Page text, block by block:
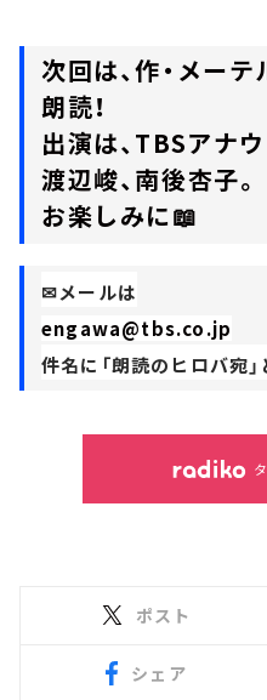
次回は、作・メーテ
朗読！
出演は、TBSアナ
渡辺峻、南後杏子。
お楽しみに📖
✉メールは
engawa@tbs.co.jp
件名に「朗読のヒロバ宛
ポスト
シェア